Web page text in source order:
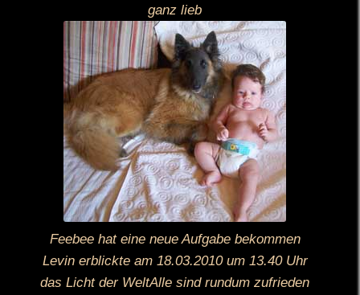
ganz lieb
Feebee hat eine neue Aufgabe bekommen
Levin erblickte am 18.03.2010 um 13.40 Uhr
das Licht der WeltAlle sind rundum zufrieden